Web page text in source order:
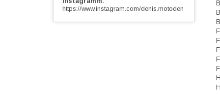
https://www.instagram.com/denis.motoden